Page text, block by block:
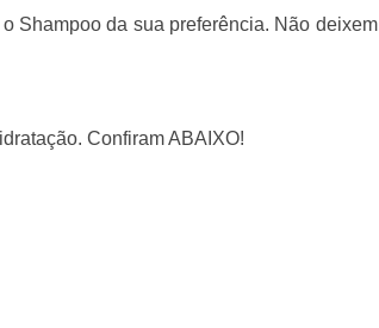
Shampoo da sua preferência. Não deixem
Confiram ABAIXO!